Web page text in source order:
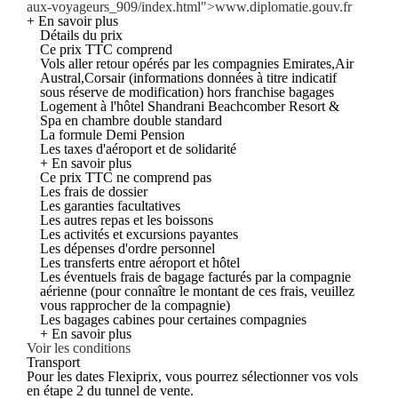
aux-voyageurs_909/index.html">www.diplomatie.gouv.fr
+ En savoir plus
Détails du prix
Ce prix TTC comprend
Vols aller retour opérés par les compagnies Emirates,Air
Austral,Corsair (informations données à titre indicatif
sous réserve de modification) hors franchise bagages
Logement à l'hôtel Shandrani Beachcomber Resort &
Spa en chambre double standard
La formule Demi Pension
Les taxes d'aéroport et de solidarité
+ En savoir plus
Ce prix TTC ne comprend pas
Les frais de dossier
Les garanties facultatives
Les autres repas et les boissons
Les activités et excursions payantes
Les dépenses d'ordre personnel
Les transferts entre aéroport et hôtel
Les éventuels frais de bagage facturés par la compagnie
aérienne (pour connaître le montant de ces frais, veuillez
vous rapprocher de la compagnie)
Les bagages cabines pour certaines compagnies
+ En savoir plus
Voir les conditions
Transport
Pour les dates Flexiprix, vous pourrez sélectionner vos vols
en étape 2 du tunnel de vente.